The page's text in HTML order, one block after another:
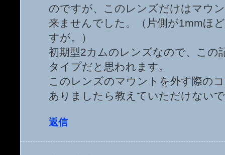
のですが、このレンズだけはマウ
来ませんでした。（片側が1mmほ
すが。）
初期型2カムのレンズなので、この
タイプだと思われます。
このレンズのマウントを外す際の
ありましたら教えていただけない
返信